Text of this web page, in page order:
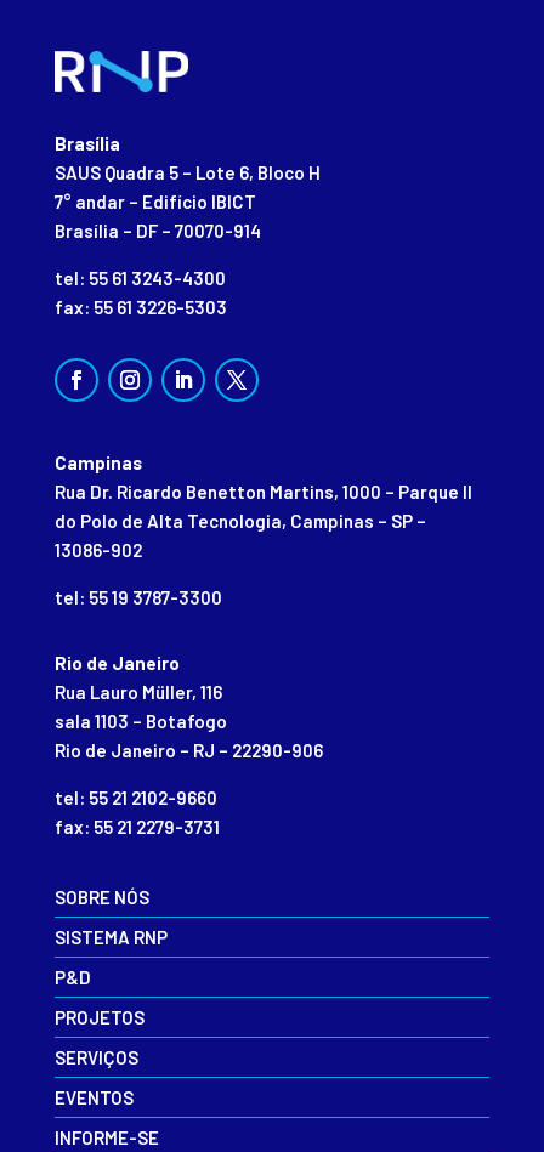
Brasília
SAUS Quadra 5 – Lote 6, Bloco H
7° andar – Edifício IBICT
Brasília – DF – 70070-914
tel: 55 61 3243-4300
fax: 55 61 3226-5303
Campinas
Rua Dr. Ricardo Benetton Martins, 1000 – Parque II
do Polo de Alta Tecnologia, Campinas – SP –
13086-902
tel: 55 19 3787-3300
Rio de Janeiro
Rua Lauro Müller, 116
sala 1103 – Botafogo
Rio de Janeiro – RJ – 22290-906
tel: 55 21 2102-9660
fax: 55 21 2279-3731
SOBRE NÓS
SISTEMA RNP
P&D
PROJETOS
SERVIÇOS
EVENTOS
INFORME-SE